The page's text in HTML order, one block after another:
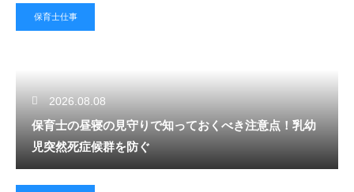
保育士仕事
2026.08.08
保育士の昼寝の見守りで知っておくべき注意点！乳幼
児突然死症候群を防ぐ